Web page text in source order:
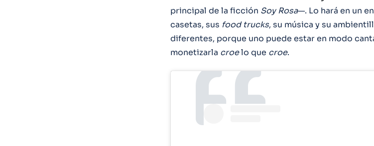
principal de la ficción Soy Rosa—. Lo hará en un
casetas, sus food trucks, su música y su
diferentes, porque uno puede estar en modo
monetizarla croelo que croe.